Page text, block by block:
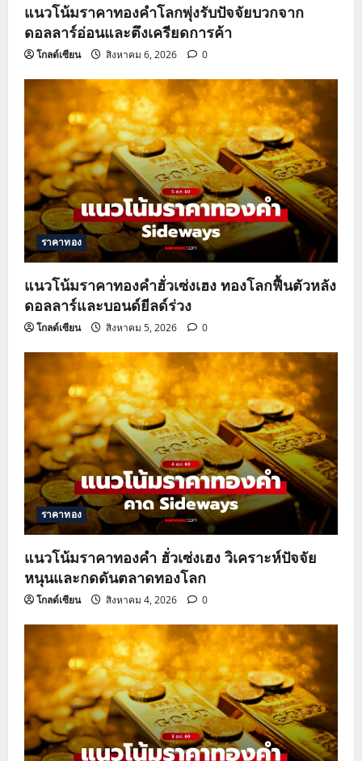
แนวโน้มราคาทองคำโลกพุ่งรับปัจจัยบวกจาก
ดอลลาร์อ่อนและตึงเครียดการค้า
โกลด์เซียน สิงหาคม 6, 2026 0
ราคาทอง
แนวโน้มราคาทองคำฮั่วเซ่งเฮง ทองโลกฟื้นตัวหลัง
ดอลลาร์และบอนด์ยีลด์ร่วง
โกลด์เซียน สิงหาคม 5, 2026 0
ราคาทอง
แนวโน้มราคาทองคำ ฮั่วเซ่งเฮง วิเคราะห์ปัจจัย
หนุนและกดดันตลาดทองโลก
โกลด์เซียน สิงหาคม 4, 2026 0